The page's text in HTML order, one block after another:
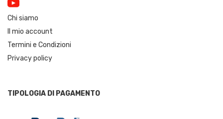
Chi siamo
Il mio account
Termini e Condizioni
Privacy policy
TIPOLOGIA DI PAGAMENTO